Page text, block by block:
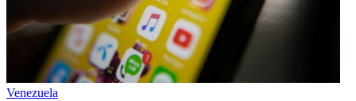
Venezuela